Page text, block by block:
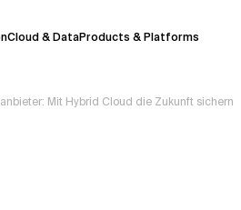
Cloud & DataProducts & Platforms
aber gelegentlich können Fehler
Mit Hybrid Cloud die Zukunft sichern